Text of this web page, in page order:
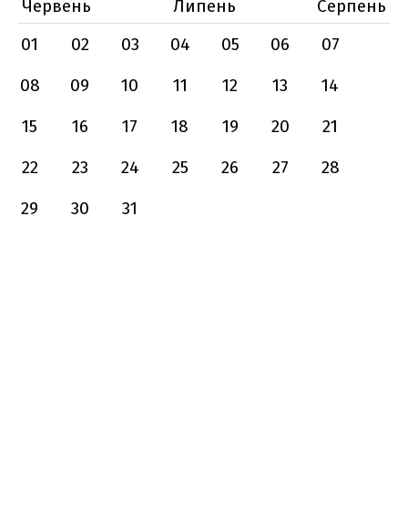
Червень
Липень
Серпень
01
02 03 04 05 06
07
08
09 10 11 12 13
14
15
16 17 18 19 20
21
22
23 24 25 26 27
28
29
30 31